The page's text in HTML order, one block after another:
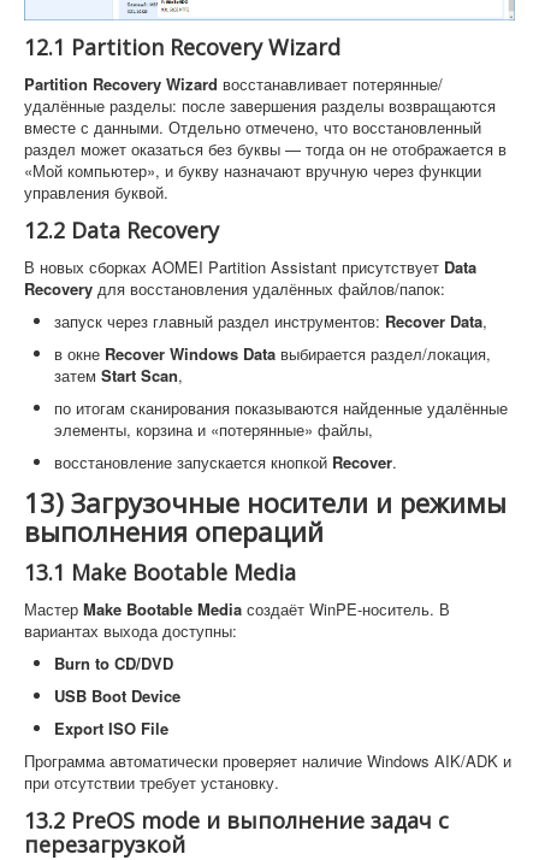
12.1 Partition Recovery Wizard
Partition Recovery Wizard восстанавливает потерянные/
удалённые разделы: после завершения разделы возвращаются
вместе с данными. Отдельно отмечено, что восстановленный
раздел может оказаться без буквы — тогда он не отображается в
«Мой компьютер», и букву назначают вручную через функции
управления буквой.
12.2 Data Recovery
В новых сборках AOMEI Partition Assistant присутствует Data
Recovery для восстановления удалённых файлов/папок:
запуск через главный раздел инструментов: Recover Data,
в окне Recover Windows Data выбирается раздел/локация,
затем Start Scan,
по итогам сканирования показываются найденные удалённые
элементы, корзина и «потерянные» файлы,
восстановление запускается кнопкой Recover.
13) Загрузочные носители и режимы
выполнения операций
13.1 Make Bootable Media
Мастер Make Bootable Media создаёт WinPE-носитель. В
вариантах выхода доступны:
Burn to CD/DVD
USB Boot Device
Export ISO File
Программа автоматически проверяет наличие Windows AIK/ADK и
при отсутствии требует установку.
13.2 PreOS mode и выполнение задач с
перезагрузкой